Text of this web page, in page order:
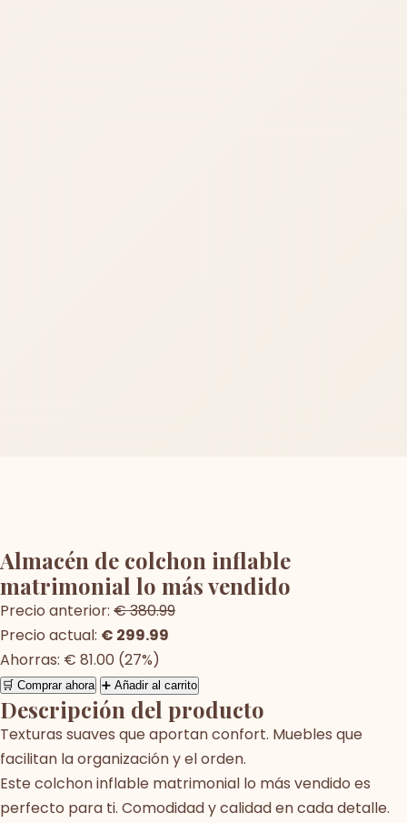
Almacén de colchon inflable
matrimonial lo más vendido
Precio anterior: € 380.99
Precio actual: € 299.99
Ahorras: € 81.00 (27%)
🛒 Comprar ahora ➕ Añadir al carrito
Descripción del producto
Texturas suaves que aportan confort. Muebles que
facilitan la organización y el orden.
Este colchon inflable matrimonial lo más vendido es
perfecto para ti. Comodidad y calidad en cada detalle.